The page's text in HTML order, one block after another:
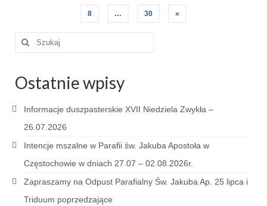
wpisach
8 … 30 »
Szuklaj
Ostatnie wpisy
Informacje duszpasterskie XVII Niedziela Zwykła –
26.07.2026
Intencje mszalne w Parafii św. Jakuba Apostoła w
Częstochowie w dniach 27.07 – 02.08.2026r.
Zapraszamy na Odpust Parafialny Św. Jakuba Ap. 25 lipca i
Triduum poprzedzające